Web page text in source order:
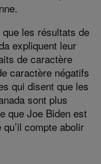
les résultats de
expliquent leur
de caractère
caractère négatifs
qui disent que les
sont plus
que Joe Biden est
compte abolir